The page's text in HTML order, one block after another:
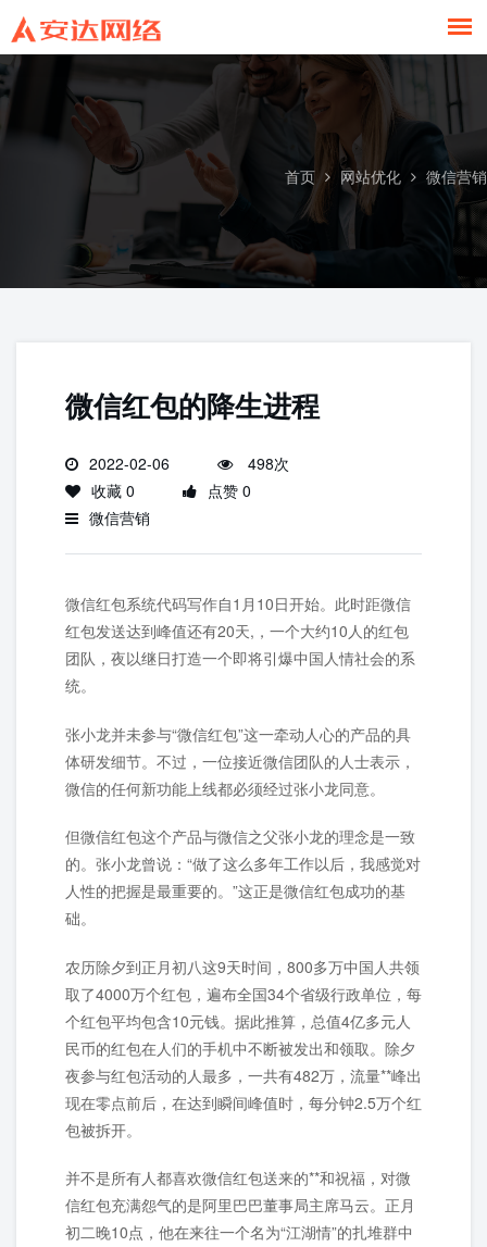
微信营销
首页 网站优化 微信营销
微信红包的降生进程
2022-02-06
498次
收藏 0
点赞 0
微信营销
微信红包系统代码写作自1月10日开始。此时距微信
红包发送达到峰值还有20天,，一个大约10人的红包
团队，夜以继日打造一个即将引爆中国人情社会的系
统。
张小龙并未参与“微信红包”这一牵动人心的产品的具
体研发细节。不过，一位接近微信团队的人士表示，
微信的任何新功能上线都必须经过张小龙同意。
但微信红包这个产品与微信之父张小龙的理念是一致
的。张小龙曾说：“做了这么多年工作以后，我感觉对
人性的把握是最重要的。”这正是微信红包成功的基
础。
农历除夕到正月初八这9天时间，800多万中国人共领
取了4000万个红包，遍布全国34个省级行政单位，每
个红包平均包含10元钱。据此推算，总值4亿多元人
民币的红包在人们的手机中不断被发出和领取。除夕
夜参与红包活动的人最多，一共有482万，流量**峰出
现在零点前后，在达到瞬间峰值时，每分钟2.5万个红
包被拆开。
并不是所有人都喜欢微信红包送来的**和祝福，对微
信红包充满怨气的是阿里巴巴董事局主席马云。正月
初二晚10点，他在来往一个名为“江湖情”的扎堆群中